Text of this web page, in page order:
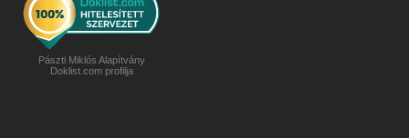
Pászti Miklós Alapítvány
Doklist.com profilja